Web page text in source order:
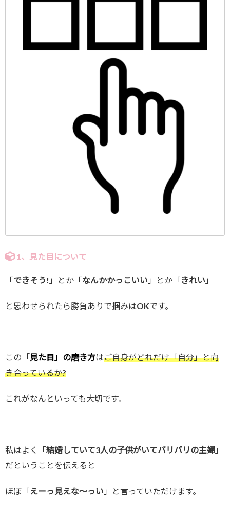
1、見た目について
「できそう! 」とか「なんかかっこいい 」とか「きれい 」
と思わせられたら勝負ありで掴みはOKです。
この 「見た目」の磨き方はご自身がどれだけ「自分」と向
き合っているか?
これがなんといっても大切です。
私はよく「結婚していて3人の子供がいてバリバリの主婦 」
だということを伝えると
ほぼ「えーっ見えな～っい 」と言っていただけます。